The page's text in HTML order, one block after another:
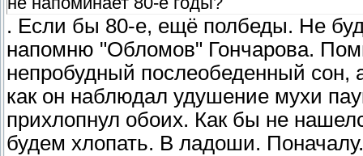
. Если бы 80-е, ещё полбеды. Не
напомню "Обломов" Гончарова.
непробудный послеобеденный
как он наблюдал удушение мухи
прихлопнул обоих. Как бы не
будем хлопать. В ладоши.